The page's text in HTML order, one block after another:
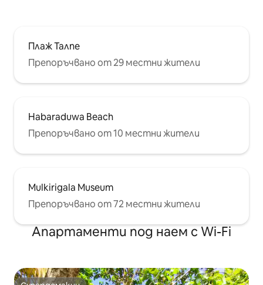
Плаж Талпе
Препоръчвано от 29 местни жители
Habaraduwa Beach
Препоръчвано от 10 местни жители
Mulkirigala Museum
Препоръчвано от 72 местни жители
Апартаменти под наем с Wi-Fi